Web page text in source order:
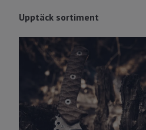
Upptäck sortiment